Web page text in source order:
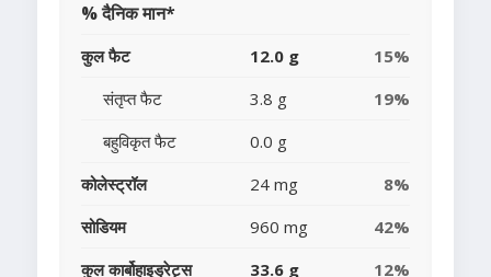
% दैनिक मान*
कुल फैट 12.0 g
15%
संतृप्त फैट
3.8 g
19%
बहुविकृत फैट
0.0 g
कोलेस्ट्रॉल
24 mg
8%
सोडियम
960 mg
42%
कुल कार्बोहाइड्रेट्स
33.6 g 12%